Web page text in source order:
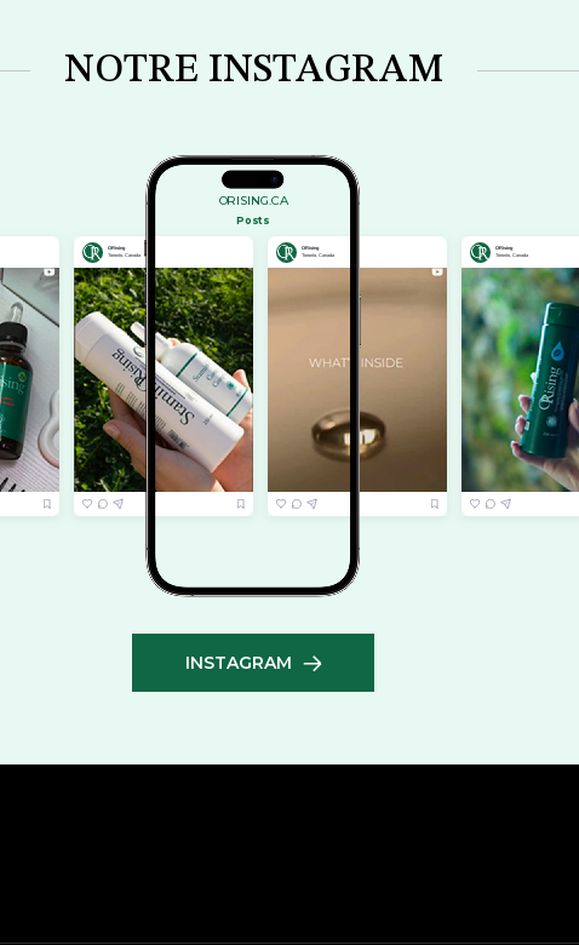
NOTRE INSTAGRAM
Toronto, Canada
Toronto, Canada
Toronto, Canada
ORISING.CA
Posts
INSTAGRAM